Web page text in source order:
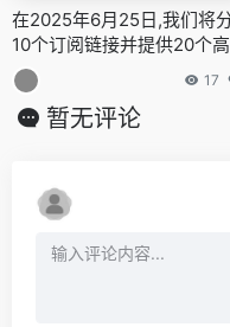
在2025年6月25日,我们将
10个订阅链接并提供20个高
节点,全力打造免费的网络穿
门户,v2ray,clash机场,科学上
网翻墙白嫖节点,免费梯子,白
17
暂无评论